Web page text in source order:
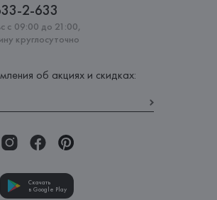
2-633
с 09:00 до 21:00,
круглосуточно
об акциях и скидках:
Скачать
в Google Play